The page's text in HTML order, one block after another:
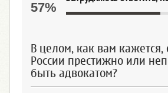
57%
В целом, как вам кажется,
России престижно или
быть адвокатом?